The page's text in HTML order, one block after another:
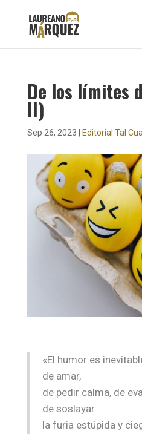
De los límites
II)
Sep 26, 2023 Editorial Tal Cual
«El humor es
de amar,
de pedir calma, de
de soslayar
la furia estúpida y